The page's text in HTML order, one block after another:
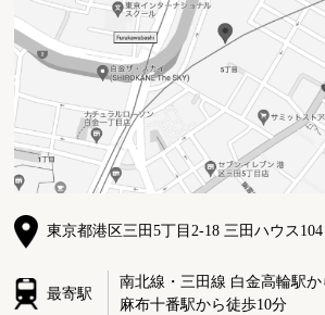
東京都港区三田5丁目2-18 三田ハウス104
最寄駅
南北線・三田線 白金高輪駅
麻布十番駅から徒歩10分